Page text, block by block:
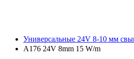
Универсальные 24V 8-10 мм
A176 24V 8mm 15 W/m